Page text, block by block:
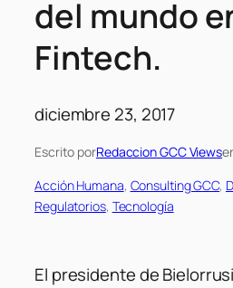
del mundo
Fintech.
diciembre 23, 2017
Escrito porRedaccion GCC Views
Acción Humana, Consulting GCC,
Regulatorios, Tecnología
El presidente de